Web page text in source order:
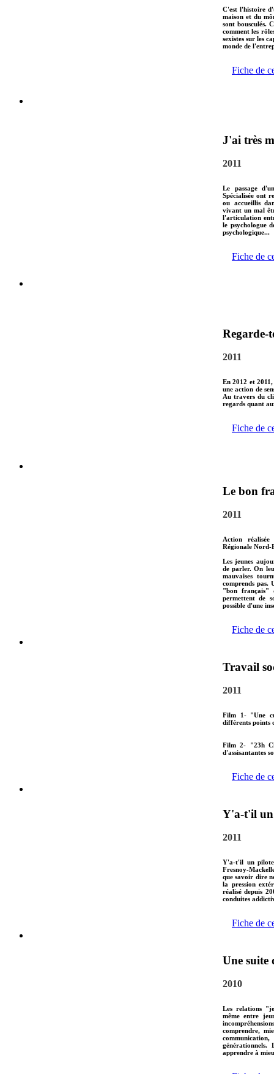
C'est l'histoire
maison et du
sont bousculés.
comment les
sexistes sur les
monde de
Fiche de
J'ai très
2011
Le passage
Spécialisée ont
ou accueillis
vivant un mal
l'articulation
le psychologue
psychologique...
Fiche de
Regarde-
2011
En 2012 et
une action de
Au travers du
regards quant
Fiche de
Le bon
2011
Action
Régionale Nord-
Les jeunes
de parler. On
mauvaises
comprends pas.
"bon français"
permettent de
possible d'une
Fiche de
Travail
2011
Film 1- "Une
différents points
Film 2- "23h
d'assisantantes
Fiche de
Y'a-t'il un
2011
Y'a-t'il un
Fresnoy-
que savoir dire
la pression
réalisé depuis
conduites
Fiche de
Une suite
2010
Les relations
même entre
comprendre,
apprendre à